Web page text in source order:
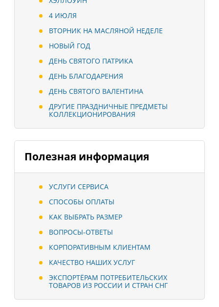
4 ИЮЛЯ
ВТОРНИК НА МАСЛЯНОЙ НЕДЕЛЕ
НОВЫЙ ГОД
ДЕНЬ СВЯТОГО ПАТРИКА
ДЕНЬ БЛАГОДАРЕНИЯ
ДЕНЬ СВЯТОГО ВАЛЕНТИНА
ДРУГИЕ ПРАЗДНИЧНЫЕ ПРЕДМЕТЫ
КОЛЛЕКЦИОНИРОВАНИЯ
Полезная информация
УСЛУГИ СЕРВИСА
СПОСОБЫ ОПЛАТЫ
КАК ВЫБРАТЬ РАЗМЕР
ВОПРОСЫ-ОТВЕТЫ
КОРПОРАТИВНЫМ КЛИЕНТАМ
КАЧЕСТВО НАШИХ УСЛУГ
ЭКСПОРТЁРАМ ПОТРЕБИТЕЛЬСКИХ
ТОВАРОВ ИЗ РОССИИ И СТРАН СНГ